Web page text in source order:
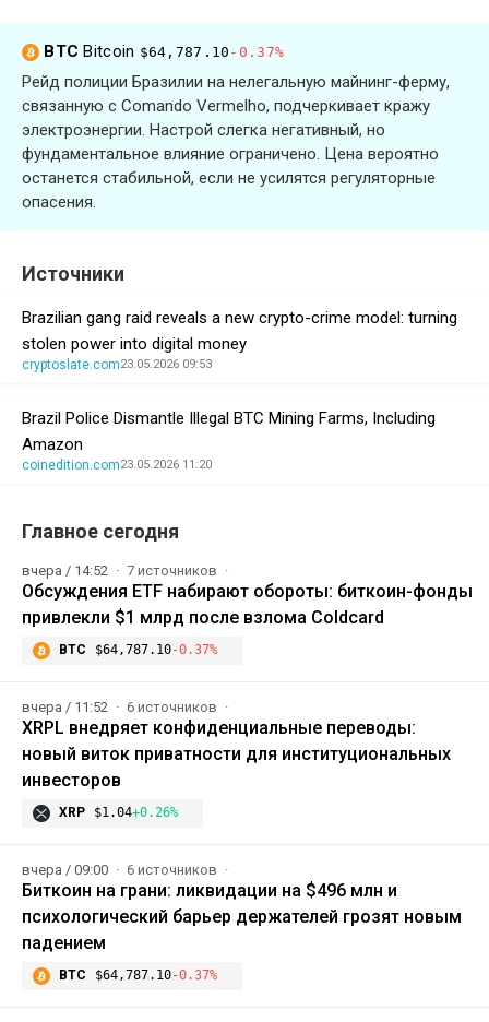
BTCBitcoin $64,787.10 -0.37%
Рейд полиции Бразилии на нелегальную майнинг-ферму,
связанную с Comando Vermelho, подчеркивает кражу
электроэнергии. Настрой слегка негативный, но
фундаментальное влияние ограничено. Цена вероятно
останется стабильной, если не усилятся регуляторные
опасения.
Источники
Brazilian gang raid reveals a new crypto-crime model: turning
stolen power into digital money
cryptoslate.com23.05.2026 09:53
Brazil Police Dismantle Illegal BTC Mining Farms, Including
Amazon
coinedition.com23.05.2026 11:20
Главное сегодня
вчера / 14:52 7 источников
Обсуждения ETF набирают обороты: биткоин-фонды
привлекли $1 млрд после взлома Coldcard
BTC $64,787.10-0.37%
вчера / 11:52 6 источников
XRPL внедряет конфиденциальные переводы:
новый виток приватности для институциональных
инвесторов
XRP $1.04+0.26%
вчера / 09:00 6 источников
Биткоин на грани: ликвидации на $496 млн и
психологический барьер держателей грозят новым
падением
BTC $64,787.10-0.37%